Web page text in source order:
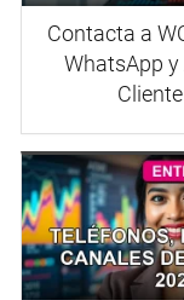
Contacta a
WhatsApp y